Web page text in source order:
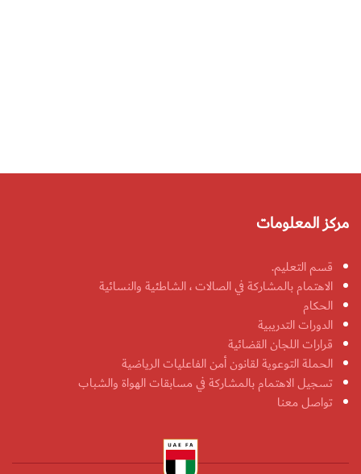
مركز المعلومات
قسم التعليم.
الاهتمام بالمشاركة في الصالات ، الشاطئية والنسائية
الحكام
الدورات التدريبية
قرارات اللجان القضائية
الحملة التوعوية لقانون أمن الفاعليات الرياضية
تسجيل الاهتمام بالمشاركة في مسابقات الهواة والشباب
تواصل معنا